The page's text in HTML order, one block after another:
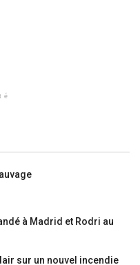
à Madrid et Rodri au
sur un nouvel incendie